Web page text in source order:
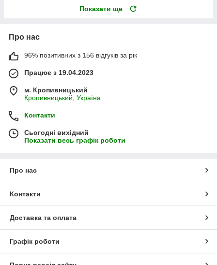
Показати ще
Про нас
96% позитивних з 156 відгуків за рік
Працює з 19.04.2023
м. Кропивницький
Кропивницький, Україна
Контакти
Сьогодні вихідний
Показати весь графік роботи
Про нас
Контакти
Доставка та оплата
Графік роботи